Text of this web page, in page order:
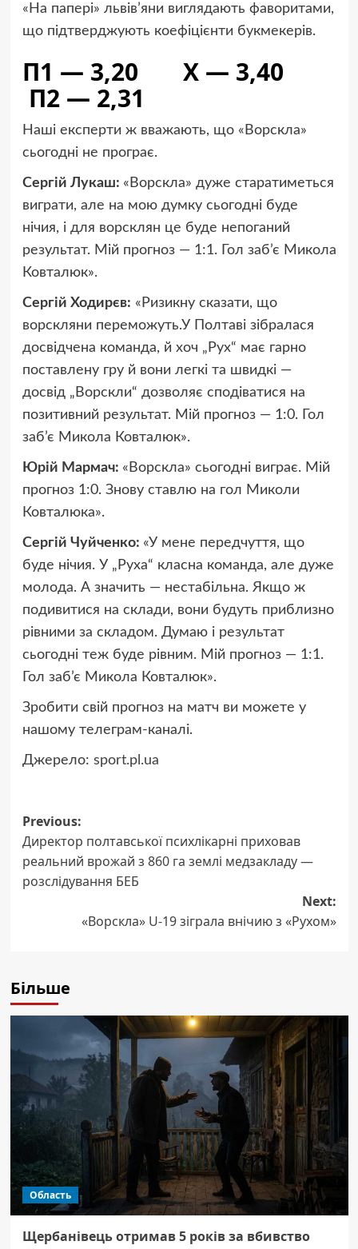
«На папері» львів’яни виглядають фаворитами,
що підтверджують коефіцієнти букмекерів.
П1 — 3,20 Х — 3,40
П2 — 2,31
Наші експерти ж вважають, що «Ворскла»
сьогодні не програє.
Сергій Лукаш: «Ворскла» дуже старатиметься
виграти, але на мою думку сьогодні буде
нічия, і для ворсклян це буде непоганий
результат. Мій прогноз — 1:1. Гол заб’є Микола
Ковталюк».
Сергій Ходирєв: «Ризикну сказати, що
ворскляни переможуть.У Полтаві зібралася
досвідчена команда, й хоч „Рух“ має гарно
поставлену гру й вони легкі та швидкі —
досвід „Ворскли“ дозволяє сподіватися на
позитивний результат. Мій прогноз — 1:0. Гол
заб’є Микола Ковталюк».
Юрій Мармач: «Ворскла» сьогодні виграє. Мій
прогноз 1:0. Знову ставлю на гол Миколи
Ковталюка».
Сергій Чуйченко: «У мене передчуття, що
буде нічия. У „Руха“ класна команда, але дуже
молода. А значить — нестабільна. Якщо ж
подивитися на склади, вони будуть приблизно
рівними за складом. Думаю і результат
сьогодні теж буде рівним. Мій прогноз — 1:1.
Гол заб’є Микола Ковталюк».
Зробити свій прогноз на матч ви можете у
нашому телеграм-каналі.
Джерело: sport.pl.ua
Post
navigation
Previous:
Директор полтавської психлікарні приховав
реальний врожай з 860 га землі медзакладу —
розслідування БЕБ
Next:
«Ворскла» U-19 зіграла внічию з «Рухом»
Більше
Область
Щербанівець отримав 5 років за вбивство